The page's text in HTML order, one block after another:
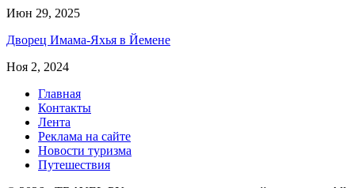
Июн 29, 2025
Дворец Имама-Яхья в Йемене
Ноя 2, 2024
Главная
Контакты
Лента
Реклама на сайте
Новости туризма
Путешествия